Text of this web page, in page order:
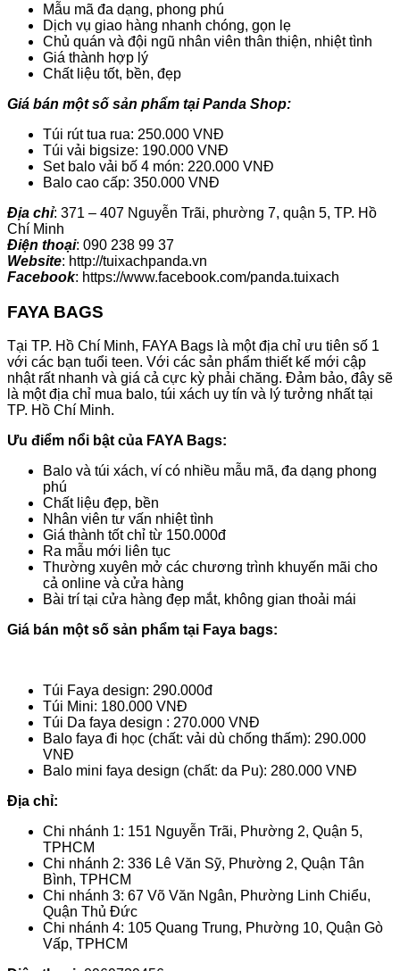
Mẫu mã đa dạng, phong phú
Dịch vụ giao hàng nhanh chóng, gọn lẹ
Chủ quán và đội ngũ nhân viên thân thiện, nhiệt tình
Giá thành hợp lý
Chất liệu tốt, bền, đẹp
Giá bán một số sản phẩm tại Panda Shop:
Túi rút tua rua: 250.000 VNĐ
Túi vải bigsize: 190.000 VNĐ
Set balo vải bố 4 món: 220.000 VNĐ
Balo cao cấp: 350.000 VNĐ
Địa chỉ: 371 – 407 Nguyễn Trãi, phường 7, quận 5, TP. Hồ
Chí Minh
Điện thoại: 090 238 99 37
Website: http://tuixachpanda.vn
Facebook: https://www.facebook.com/panda.tuixach
FAYA BAGS
Tại TP. Hồ Chí Minh, FAYA Bags là một địa chỉ ưu tiên số 1
với các bạn tuổi teen. Với các sản phẩm thiết kế mới cập
nhật rất nhanh và giá cả cực kỳ phải chăng. Đảm bảo, đây sẽ
là một địa chỉ mua balo, túi xách uy tín và lý tưởng nhất tại
TP. Hồ Chí Minh.
Ưu điểm nổi bật của FAYA Bags:
Balo và túi xách, ví có nhiều mẫu mã, đa dạng phong
phú
Chất liệu đẹp, bền
Nhân viên tư vấn nhiệt tình
Giá thành tốt chỉ từ 150.000đ
Ra mẫu mới liên tục
Thường xuyên mở các chương trình khuyến mãi cho
cả online và cửa hàng
Bài trí tại cửa hàng đẹp mắt, không gian thoải mái
Giá bán một số sản phẩm tại Faya bags:
Túi Faya design: 290.000đ
Túi Mini: 180.000 VNĐ
Túi Da faya design : 270.000 VNĐ
Balo faya đi học (chất: vải dù chống thấm): 290.000
VNĐ
Balo mini faya design (chất: da Pu): 280.000 VNĐ
Địa chỉ:
Chi nhánh 1: 151 Nguyễn Trãi, Phường 2, Quận 5,
TPHCM
Chi nhánh 2: 336 Lê Văn Sỹ, Phường 2, Quận Tân
Bình, TPHCM
Chi nhánh 3: 67 Võ Văn Ngân, Phường Linh Chiểu,
Quận Thủ Đức
Chi nhánh 4: 105 Quang Trung, Phường 10, Quận Gò
Vấp, TPHCM